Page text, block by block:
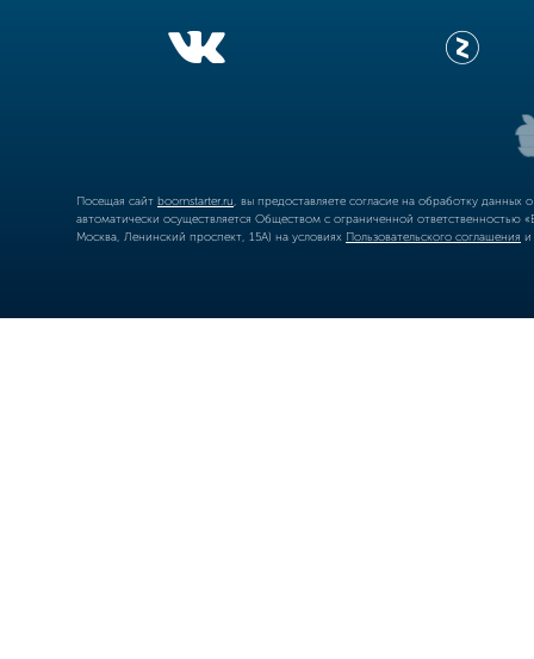
Посещая сайт boomstarter.ru , вы предоставляете согласие на обработку
автоматически осуществляется Обществом с ограниченной
Москва, Ленинский проспект, 15А) на условиях Пользовательского соглашения и